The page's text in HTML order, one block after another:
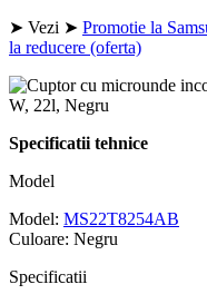
➤ Vezi ➤ Promotie la
la reducere (oferta)
Specificatii tehnice
Model
Model: MS22T8254AB
Culoare: Negru
Specificatii